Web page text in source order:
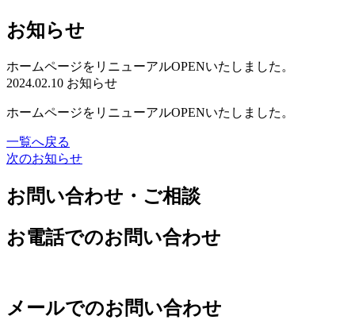
お知らせ
ホームページをリニューアルOPENいたしました。
2024.02.10 お知らせ
ホームページをリニューアルOPENいたしました。
一覧へ戻る
次のお知らせ
お問い合わせ・ご相談
お電話でのお問い合わせ
メールでのお問い合わせ